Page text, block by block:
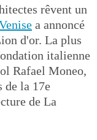
rêvent un
a annoncé
d'or. La plus
italienne
Rafael Moneo,
de la 17e
de La